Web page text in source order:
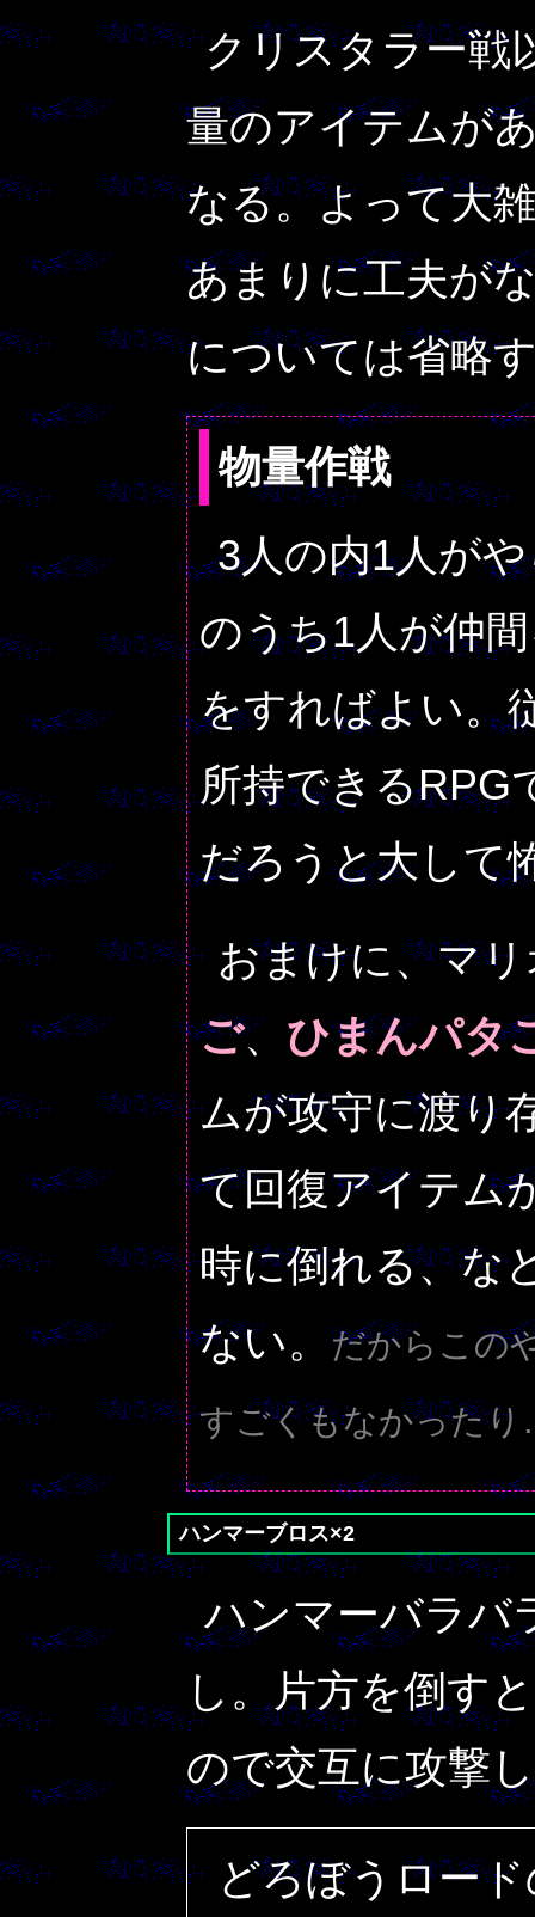
クリスタラー戦
量のアイテムが
なる。よって大
あまりに工夫が
については省略
物量作戦
3人の内1人が
のうち1人が仲
をすればよい。
所持できるRPG
だろうと大して
おまけに、マ
ご、 ひまんパタ
ムが攻守に渡り
て回復アイテム
時に倒れる、な
ない。
だからこの
すごくもなかった
ハンマーブロス×2
ハンマーバラバ
し。片方を倒す
ので交互に攻撃
どろぼうロー